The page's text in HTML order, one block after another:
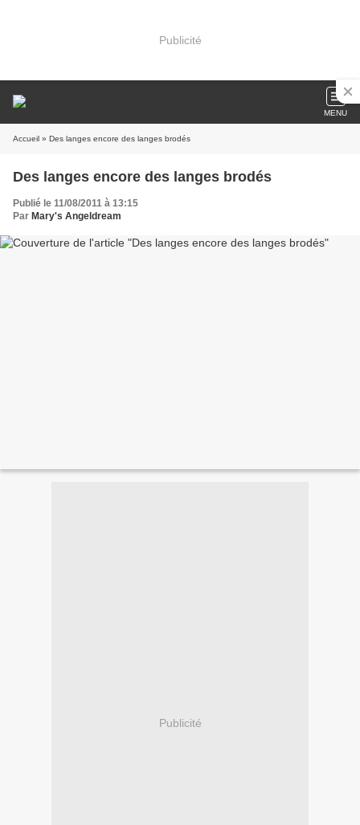
Publicité
MENU
Accueil » Des langes encore des langes brodés
Des langes encore des langes brodés
Publié le 11/08/2011 à 13:15
Par Mary's Angeldream
Publicité